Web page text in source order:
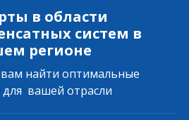
в области
систем в
регионе
найти оптимальные
вашей отрасли